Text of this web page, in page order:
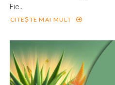
Fie...
CITEȘTE MAI MULT